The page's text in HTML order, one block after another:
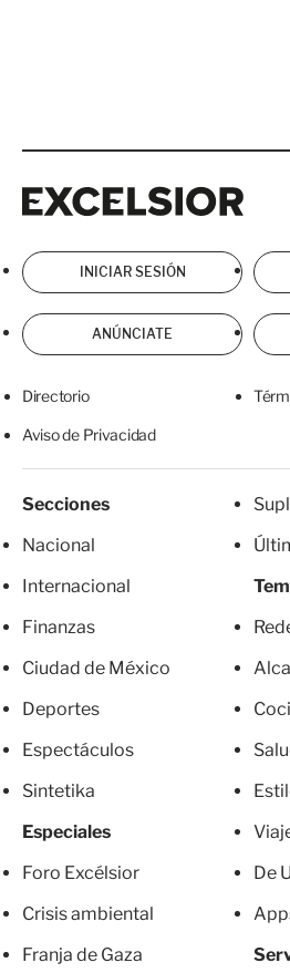
INICIAR SESIÓN
ANÚNCIATE
Directorio
Aviso de Privacidad
Secciones
Nacional
Internacional
Finanzas
Ciudad de México
Deportes
Espectáculos
Sintetika
Especiales
Foro Excélsior
Crisis ambiental
Franja de Gaza
De